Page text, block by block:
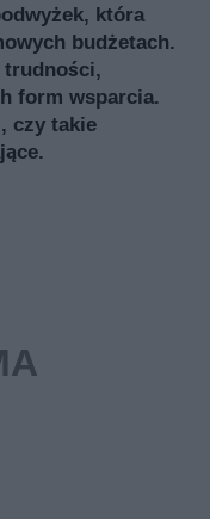
która
budżetach.
trudności,
form wsparcia.
czy takie